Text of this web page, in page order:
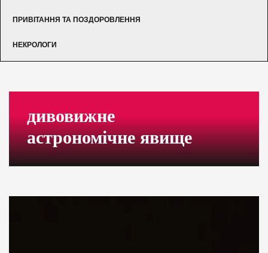
ПРИВІТАННЯ ТА ПОЗДОРОВЛЕННЯ
НЕКРОЛОГИ
дивовижне
астрономічне явище